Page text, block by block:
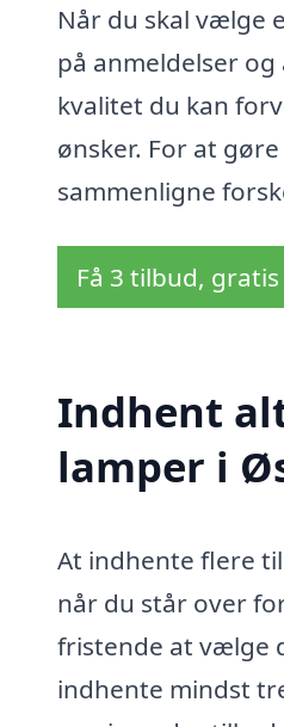
Når du skal vælge
på anmeldelser
kvalitet du kan
ønsker. For at
sammenligne
Få 3 tilbud,
Indhent
lamper i
At indhente flere
når du står over
fristende at vælge
indhente mindst